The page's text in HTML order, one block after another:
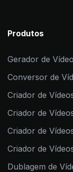
Produtos
Gerador de
Conversor de
Criador de
Criador de
Criador de
Criador de
Dublagem de